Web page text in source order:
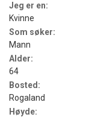
Jeg er en:
Kvinne
Som søker:
Mann
Alder:
64
Bosted:
Rogaland
Høyde: